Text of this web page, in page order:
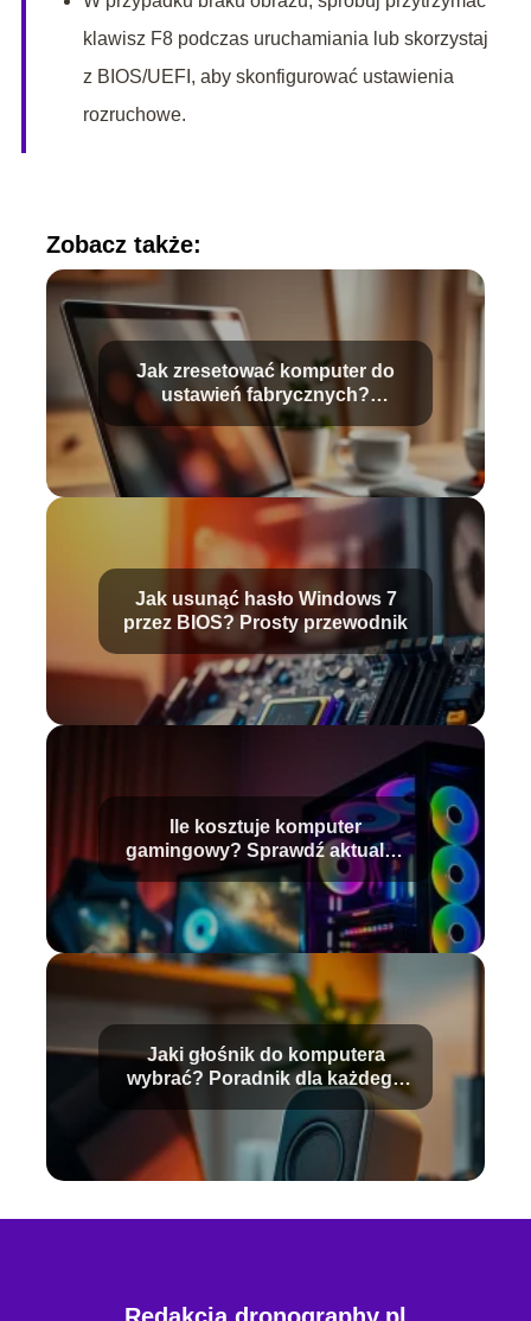
klawisz F8 podczas uruchamiania lub skorzystaj
z BIOS/UEFI, aby skonfigurować ustawienia
rozruchowe.
Zobacz także:
Jak zresetować komputer do
ustawień fabrycznych?
Przewodnik krok po kroku
Jak usunąć hasło Windows 7
przez BIOS? Prosty przewodnik
Ile kosztuje komputer
gamingowy? Sprawdź aktualne
ceny!
Jaki głośnik do komputera
wybrać? Poradnik dla każdego
użytkownika
Redakcja dronography.pl